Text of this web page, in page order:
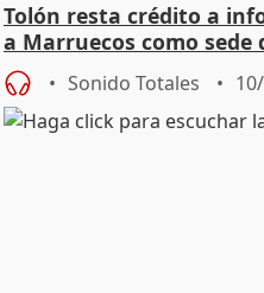
Tolón resta crédito a
a Marruecos como
Sonido Totales